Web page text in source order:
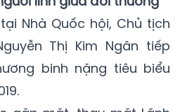
Thị Kim Ngân tiếp
binh nặng tiêu biểu
gặp mặt, thay mặt Lãnh
Chủ tịch QH Nguyễn